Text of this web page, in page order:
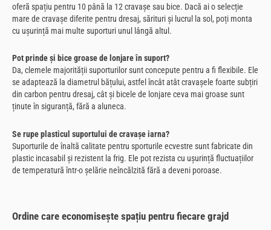
oferă spațiu pentru 10 până la 12 cravașe sau bice. Dacă ai o selecție
mare de cravașe diferite pentru dresaj, sărituri și lucrul la sol, poți monta
cu ușurință mai multe suporturi unul lângă altul.
Pot prinde și bice groase de lonjare în suport?
Da, clemele majorității suporturilor sunt concepute pentru a fi flexibile. Ele
se adaptează la diametrul bățului, astfel încât atât cravașele foarte subțiri
din carbon pentru dresaj, cât și bicele de lonjare ceva mai groase sunt
ținute în siguranță, fără a aluneca.
Se rupe plasticul suportului de cravașe iarna?
Suporturile de înaltă calitate pentru sporturile ecvestre sunt fabricate din
plastic incasabil și rezistent la frig. Ele pot rezista cu ușurință fluctuațiilor
de temperatură într-o șelărie neîncălzită fără a deveni poroase.
Ordine care economisește spațiu pentru fiecare grajd